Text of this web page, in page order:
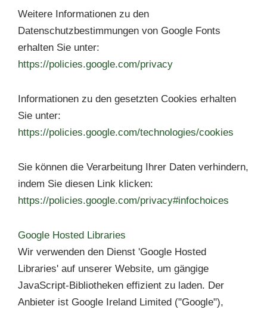
Weitere Informationen zu den
Datenschutzbestimmungen von Google Fonts
erhalten Sie unter:
https://policies.google.com/privacy
Informationen zu den gesetzten Cookies erhalten
Sie unter:
https://policies.google.com/technologies/cookies
Sie können die Verarbeitung Ihrer Daten verhindern,
indem Sie diesen Link klicken:
https://policies.google.com/privacy#infochoices
Google Hosted Libraries
Wir verwenden den Dienst 'Google Hosted
Libraries' auf unserer Website, um gängige
JavaScript-Bibliotheken effizient zu laden. Der
Anbieter ist Google Ireland Limited ("Google"),